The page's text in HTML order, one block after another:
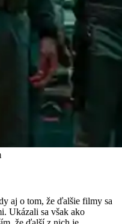
aj o tom, že ďalšie filmy sa
Ukázali sa však ako